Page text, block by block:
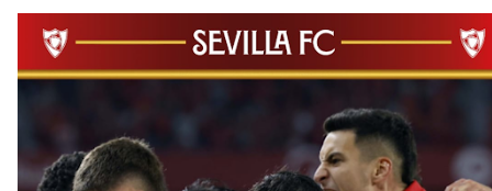
El Sevilla FC empieza a inscribir a los nuevos
fichajes
Opinión | "Carta abierta a Alberto Flores" por Rafa
El Sevilla oficializa el traspaso de Sow